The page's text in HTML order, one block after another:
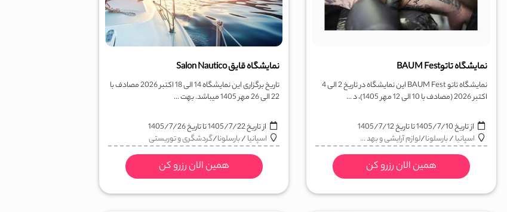
نمایشگاه تاتوBAUM Fest
نمایشگاه تاتو BAUM Fest این نمایشگاه در تاریخ 2 الی 4
اکتبر 2026 (مصادف با 10 الی 12 مهر 1405)، د ...
از تاریخ1405/7/10تا تاریخ1405/7/12
اسپانیا/بارسلونا/لوازم آرایشی و بهد ...
همین الان رزرو کن
نمایشگاه قایق Salon Nautico
تاریخ برگزاری این نمایشگاه 14 الی 18 اکتبر 2026 مصادف با
22 الی 26 مهر 1405 میباشد. بهت ...
از تاریخ1405/7/22تا تاریخ1405/7/26
اسپانیا/بارسلونا/گردشگری و توریستی
همین الان رزرو کن